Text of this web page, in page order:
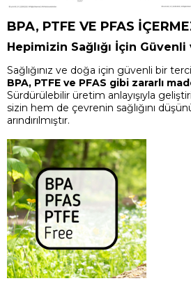
BPA, PTFE VE PFAS
Hepimizin Sağlığı İçin
Sağlığınız ve doğa için güvenli bir
BPA, PTFE ve PFAS gibi zararlı
Sürdürülebilir üretim anlayışıyla
sizin hem de çevrenin sağlığını
arındırılmıştır.